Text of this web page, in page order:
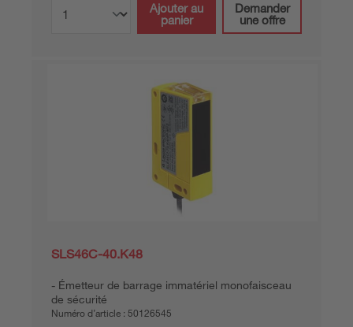
Ajouter au
panier
Demander
une offre
SLS46C-40.K48
Émetteur de barrage immatériel monofaisceau
de sécurité
Numéro d’article : 50126545